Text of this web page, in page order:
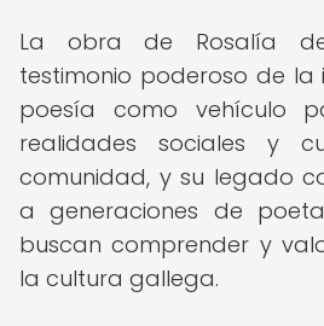
La obra de Rosalía
testimonio poderoso de
poesía como vehículo
realidades sociales y
comunidad, y su legado
a generaciones de
buscan comprender y
la cultura gallega.